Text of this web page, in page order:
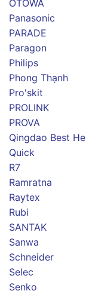
OTOWA
Panasonic
PARADE
Paragon
Philips
Phong Thạnh
Pro'skit
PROLINK
PROVA
Qingdao Best
Quick
R7
Ramratna
Raytex
Rubi
SANTAK
Sanwa
Schneider
Selec
Senko